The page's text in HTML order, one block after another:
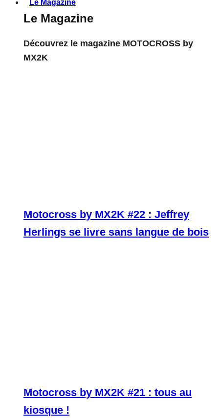
Le Magazine
Le Magazine
Découvrez le magazine MOTOCROSS by
MX2K
Motocross by MX2K #22 : Jeffrey
Herlings se livre sans langue de bois
Motocross by MX2K #21 : tous au
kiosque !